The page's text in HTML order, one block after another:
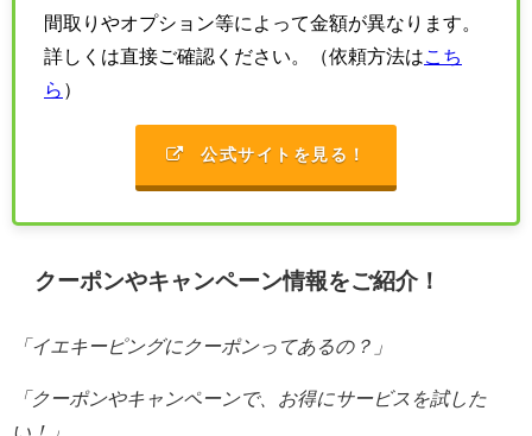
間取りやオプション等によって金額が異なります。
詳しくは直接ご確認ください。（依頼方法は こち
ら ）
公式サイトを見る！
クーポンやキャンペーン情報をご紹介！
「イエキーピングにクーポンってあるの？」
「クーポンやキャンペーンで、お得にサービスを試した
い！」